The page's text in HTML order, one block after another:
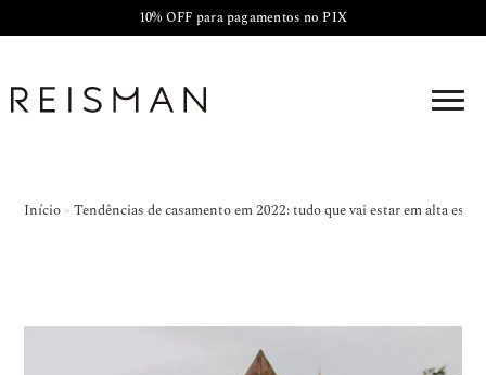
10% OFF para pagamentos no PIX
Início »Tendências de casamento em 2022: tudo que vai estar em alta este